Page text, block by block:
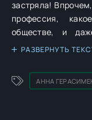
застряла! Впрочем, грех жаловаться, у
профессия,
обществе, и даже практически готовый план, как
избежать
каким-то непостижимым
брат и даже
РАЗВЕРНУТЬ
АННА